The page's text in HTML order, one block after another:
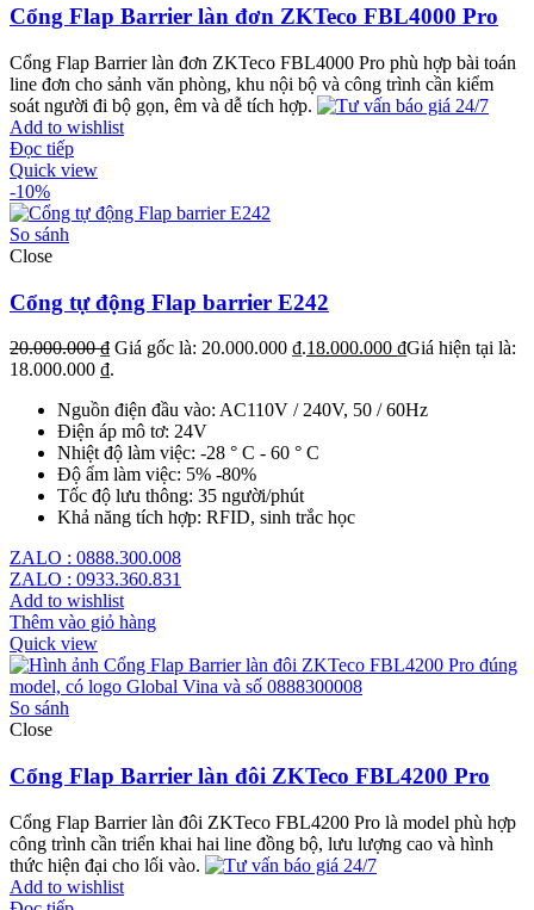
Cổng Flap Barrier làn đơn ZKTeco FBL4000 Pro
Cổng Flap Barrier làn đơn ZKTeco FBL4000 Pro phù hợp bài toán
line đơn cho sảnh văn phòng, khu nội bộ và công trình cần kiểm
soát người đi bộ gọn, êm và dễ tích hợp.
Add to wishlist
Đọc tiếp
Quick view
-10%
So sánh
Close
Cổng tự động Flap barrier E242
20.000.000₫ Giá gốc là: 20.000.000 ₫.18.000.000 ₫Giá hiện tại là:
18.000.000 ₫.
Nguồn điện đầu vào: AC110V / 240V, 50 / 60Hz
Điện áp mô tơ: 24V
Nhiệt độ làm việc: -28 ° C - 60 ° C
Độ ẩm làm việc: 5% -80%
Tốc độ lưu thông: 35 người/phút
Khả năng tích hợp: RFID, sinh trắc học
ZALO : 0888.300.008
ZALO : 0933.360.831
Add to wishlist
Thêm vào giỏ hàng
Quick view
So sánh
Close
Cổng Flap Barrier làn đôi ZKTeco FBL4200 Pro
Cổng Flap Barrier làn đôi ZKTeco FBL4200 Pro là model phù hợp
công trình cần triển khai hai line đồng bộ, lưu lượng cao và hình
thức hiện đại cho lối vào.
Add to wishlist